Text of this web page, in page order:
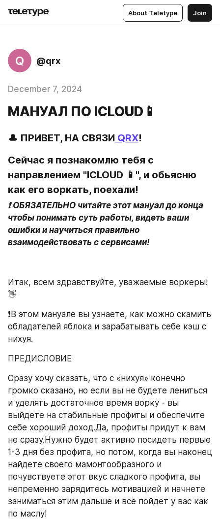
About Teletype Join
Q @qrx
December 7, 2024
МАНУАЛ ПО ICLOUD📱
🎩 ПРИВЕТ, НА СВЯЗИ QRX!
Сейчас я познакомлю тебя с
направлением "ICLOUD 📱", и обьясню
как его воркать, поехали!
❗️ ОБЯЗАТЕЛЬНО читайте этот мануал до конца
чтобы понимать суть работы, видеть ваши
ошибки и научиться правильно
взаимодействовать с сервисами!
Итак, всем здравствуйте, уважаемые воркеры!
👋
❗️В этом мануале вы узнаете, как можно скамить
обладателей яблока и зарабатывать себе кэш с
нихуя.
ПРЕДИСЛОВИЕ
Сразу хочу сказать, что с «нихуя» конечно
громко сказано, но если вы не будете лениться
и уделять достаточное время ворку - вы
выйдете на стабильные профиты и обеспечите
себе хороший доход.Да, профиты придут к вам
не сразу.Нужно будет активно посидеть первые
1-3 дня без профита, но потом, когда вы наконец
найдете своего мамонтообразного и
почувствуете этот вкус сладкого профита, вы
непременно зарядитесь мотивацией и начнете
заниматься этим дальше и все пойдет у вас как
по маслу!